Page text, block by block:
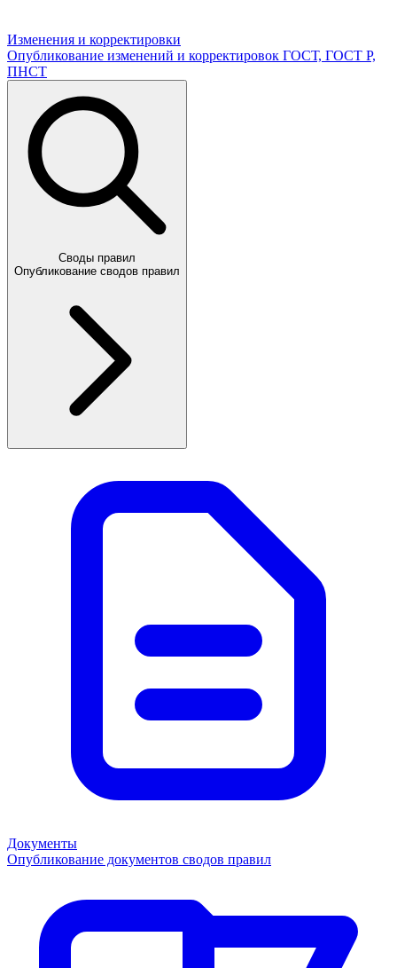
Изменения и корректировки
Опубликование изменений и корректировок ГОСТ, ГОСТ Р,
ПНСТ
Своды правил
Опубликование сводов правил
Документы
Опубликование документов сводов правил